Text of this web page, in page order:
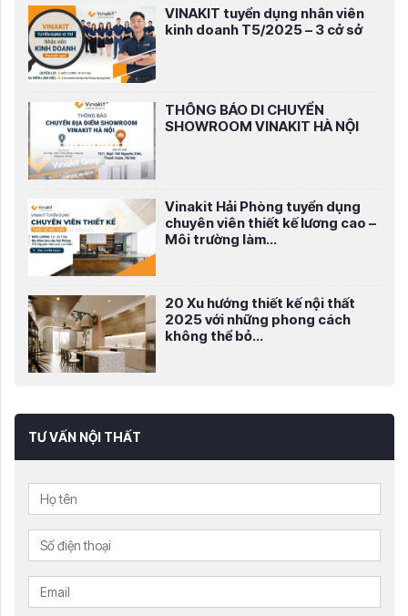
VINAKIT tuyển dụng nhân viên
kinh doanh T5/2025 – 3 cở sở
THÔNG BÁO DI CHUYỂN
SHOWROOM VINAKIT HÀ NỘI
Vinakit Hải Phòng tuyển dụng
chuyên viên thiết kế lương cao –
Môi trường làm...
20 Xu hướng thiết kế nội thất
2025 với những phong cách
không thể bỏ...
TƯ VẤN NỘI THẤT